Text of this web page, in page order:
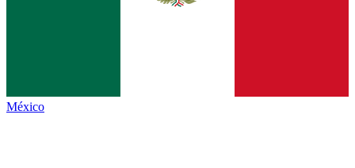
México